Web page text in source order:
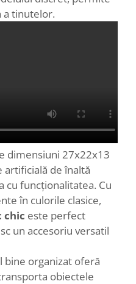
a tinutelor.
dimensiuni 27x22x13
artificială de înaltă
cu funcționalitatea. Cu
în culorile clasice,
chic este perfect
un accesoriu versatil
organizat oferă
obiectele